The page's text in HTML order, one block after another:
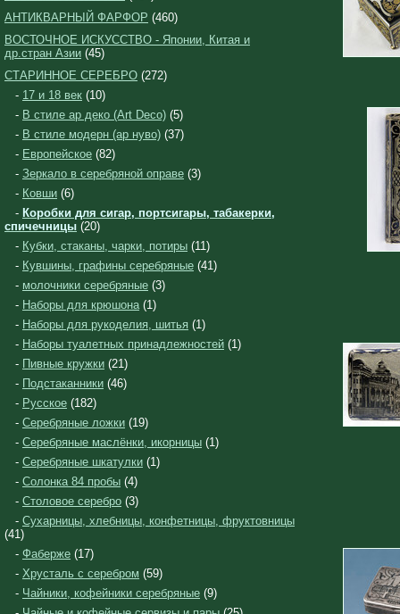
АНТИКВАРНЫЙ ФАРФОР (460)
ВОСТОЧНОЕ ИСКУССТВО - Японии, Китая и
др.стран Азии (45)
СТАРИННОЕ СЕРЕБРО (272)
- 17 и 18 век (10)
- В стиле ар деко (Art Deco) (5)
- В стиле модерн (ар нуво) (37)
- Европейское (82)
- Зеркало в серебряной оправе (3)
- Ковши (6)
- Коробки для сигар, портсигары, табакерки,
спичечницы (20)
- Кубки, стаканы, чарки, потиры (11)
- Кувшины, графины серебряные (41)
- молочники серебряные (3)
- Наборы для крюшона(1)
- Наборы для рукоделия, шитья (1)
- Наборы туалетных принадлежностей (1)
- Пивные кружки (21)
- Подстаканники (46)
- Русское (182)
- Серебряные ложки (19)
- Серебряные маслёнки, икорницы (1)
- Серебряные шкатулки (1)
- Солонка 84 пробы (4)
- Столовое серебро (3)
- Сухарницы, хлебницы, конфетницы, фруктовницы
(41)
- Фаберже (17)
- Хрусталь с серебром (59)
- Чайники, кофейники серебряные (9)